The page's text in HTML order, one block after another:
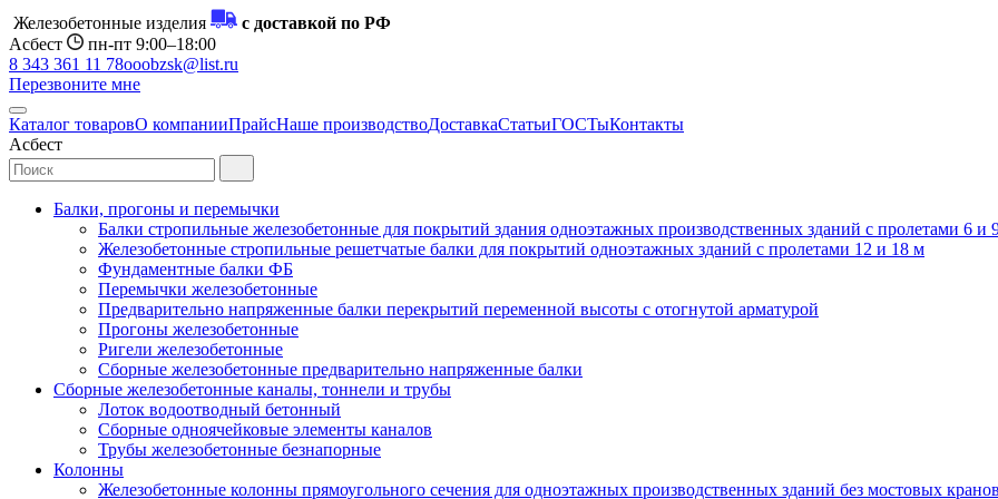
Железобетонные изделия
с доставкой по РФ
Асбест
пн-пт 9:00–18:00
8 343 361 11 78ooobzsk@list.ru
Перезвоните мне
Каталог товаровО компанииПрайсНаше производствоДоставкаСтатьиГОСТыКонтакты
Асбест
Балки, прогоны и перемычки
Балки стропильные железобетонные для покрытий здания одноэтажных производственных зданий с пролетами 6
Железобетонные стропильные решетчатые балки для покрытий одноэтажных зданий с пролетами 12 и 18 м
Фундаментные балки ФБ
Перемычки железобетонные
Предварительно напряженные балки перекрытий переменной высоты с отогнутой арматурой
Прогоны железобетонные
Ригели железобетонные
Сборные железобетонные предварительно напряженные балки
Сборные железобетонные каналы, тоннели и трубы
Лоток водоотводный бетонный
Сборные одноячейковые элементы каналов
Трубы железобетонные безнапорные
Колонны
Железобетонные колонны прямоугольного сечения для одноэтажных производственных зданий без мостовых кранов